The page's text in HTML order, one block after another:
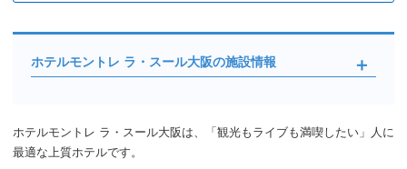
ホテルモントレ ラ・スール大阪の施設情報
ホテルモントレ ラ・スール大阪は、「観光もライブも満喫したい」人に
最適な上質ホテルです。